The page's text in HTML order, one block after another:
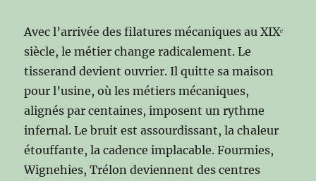
Avec l’arrivée des filatures mécaniques au XIXᵉ
siècle, le métier change radicalement. Le
tisserand devient ouvrier. Il quitte sa maison
pour l’usine, où les métiers mécaniques,
alignés par centaines, imposent un rythme
infernal. Le bruit est assourdissant, la chaleur
étouffante, la cadence implacable. Fourmies,
Wignehies, Trélon deviennent des centres